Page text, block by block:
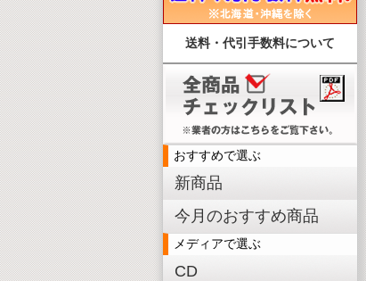
送料・代引手数料について
おすすめで選ぶ
新商品
今月のおすすめ商品
メディアで選ぶ
CD